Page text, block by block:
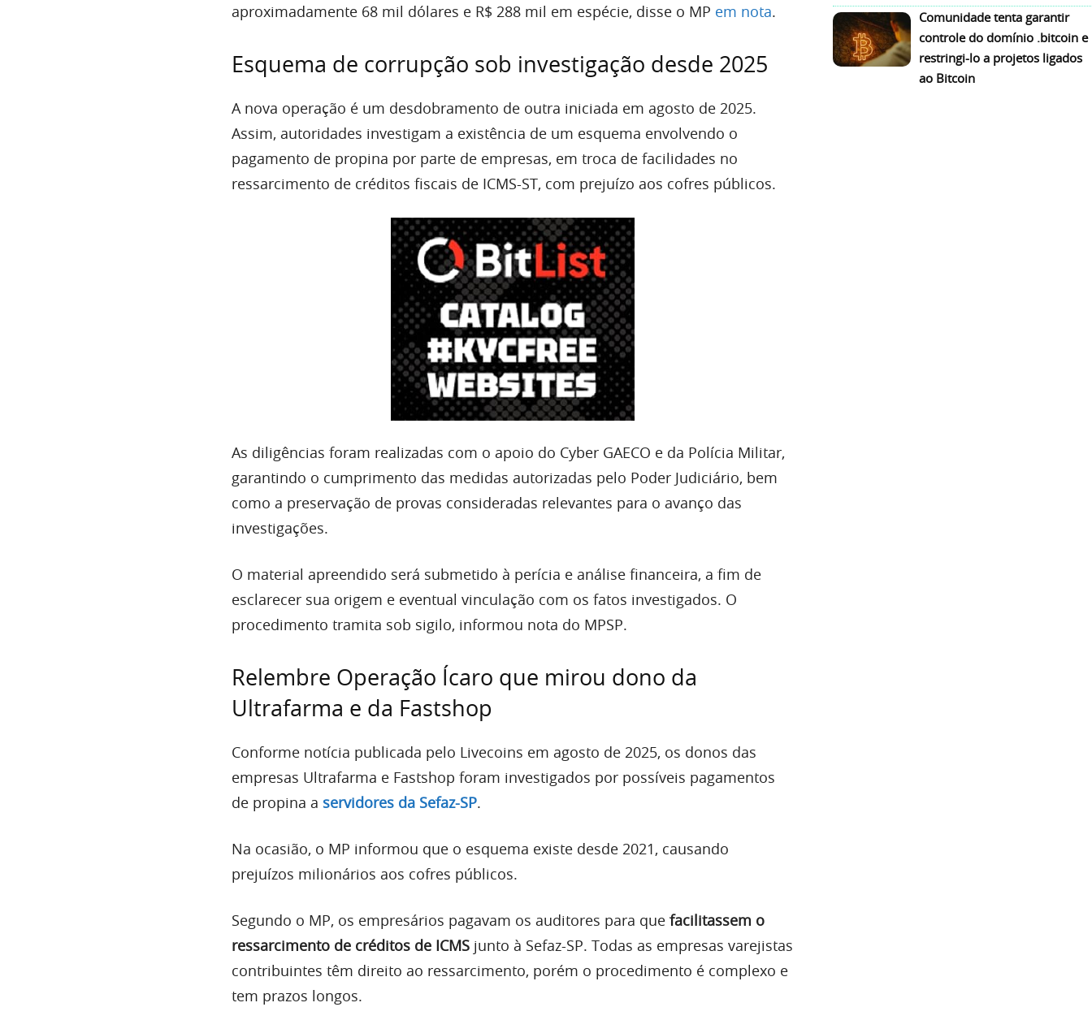
aproximadamente 68 mil dólares e R$ 288 mil em espécie, disse o MP em nota.
Esquema de corrupção sob investigação desde 2025
A nova operação é um desdobramento de outra iniciada em agosto de 2025.
Assim, autoridades investigam a existência de um esquema envolvendo o
pagamento de propina por parte de empresas, em troca de facilidades no
ressarcimento de créditos fiscais de ICMS-ST, com prejuízo aos cofres públicos.
As diligências foram realizadas com o apoio do Cyber GAECO e da Polícia Militar,
garantindo o cumprimento das medidas autorizadas pelo Poder Judiciário, bem
como a preservação de provas consideradas relevantes para o avanço das
investigações.
O material apreendido será submetido à perícia e análise financeira, a fim de
esclarecer sua origem e eventual vinculação com os fatos investigados. O
procedimento tramita sob sigilo, informou nota do MPSP.
Relembre Operação Ícaro que mirou dono da
Ultrafarma e da Fastshop
Conforme notícia publicada pelo Livecoins em agosto de 2025, os donos das
empresas Ultrafarma e Fastshop foram investigados por possíveis pagamentos
de propina a servidores da Sefaz-SP.
Na ocasião, o MP informou que o esquema existe desde 2021, causando
prejuízos milionários aos cofres públicos.
Segundo o MP, os empresários pagavam os auditores para que facilitassem o
ressarcimento de créditos de ICMS junto à Sefaz-SP. Todas as empresas varejistas
contribuintes têm direito ao ressarcimento, porém o procedimento é complexo e
tem prazos longos.
Comunidade tenta garantir
controle do domínio .bitcoin e
restringi-lo a projetos ligados
ao Bitcoin